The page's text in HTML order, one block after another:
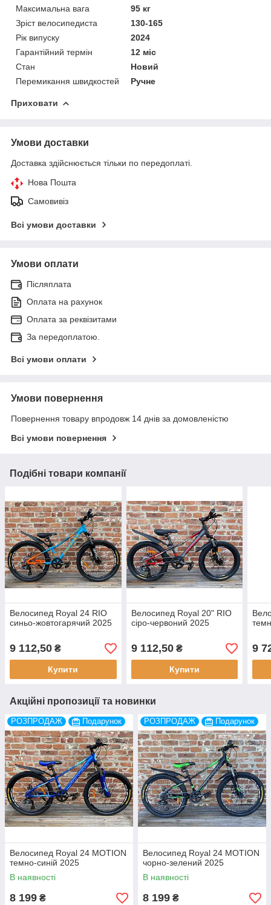
Максимальна вага
95 кг
Зріст велосипедиста
130-165
Рік випуску
2024
Гарантійний термін
12 міс
Стан
Новий
Перемикання швидкостей
Ручне
Приховати
Умови доставки
Доставка здійснюється тільки по передоплаті.
Нова Пошта
Самовивіз
Всі умови доставки
Умови оплати
Післяплата
Оплата на рахунок
Оплата за реквізитами
За передоплатою.
Всі умови оплати
Умови повернення
Повернення товару впродовж 14 днів за домовленістю
Всі умови повернення
Подібні товари компанії
Велосипед Royal 24 RIO
синьо-жовтогарячий 2025
9 112,50 ₴
Купити
Велосипед Royal 20" RIO
сіро-червоний 2025
9 112,50₴
Купити
9
Акційні пропозиції та новинки
РОЗПРОДАЖ Подарунок
Велосипед Royal 24 MOTION
темно-синій 2025
В наявності
8 199 ₴
РОЗПРОДАЖ Подарунок
Велосипед Royal 24 MOTION
чорно-зелений 2025
В наявності
8 199 ₴